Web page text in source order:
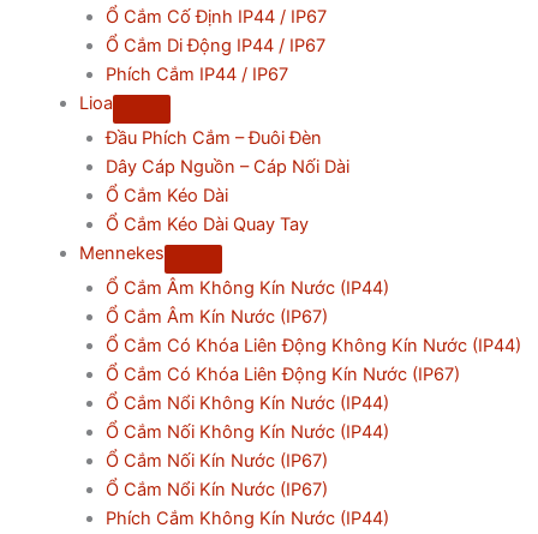
Ổ Cắm Cố Định IP44 / IP67
Ổ Cắm Di Động IP44 / IP67
Phích Cắm IP44 / IP67
Lioa
Đầu Phích Cắm – Đuôi Đèn
Dây Cáp Nguồn – Cáp Nối Dài
Ổ Cắm Kéo Dài
Ổ Cắm Kéo Dài Quay Tay
Mennekes
Ổ Cắm Âm Không Kín Nước (IP44)
Ổ Cắm Âm Kín Nước (IP67)
Ổ Cắm Có Khóa Liên Động Không Kín Nước (IP44)
Ổ Cắm Có Khóa Liên Động Kín Nước (IP67)
Ổ Cắm Nổi Không Kín Nước (IP44)
Ổ Cắm Nối Không Kín Nước (IP44)
Ổ Cắm Nối Kín Nước (IP67)
Ổ Cắm Nổi Kín Nước (IP67)
Phích Cắm Không Kín Nước (IP44)